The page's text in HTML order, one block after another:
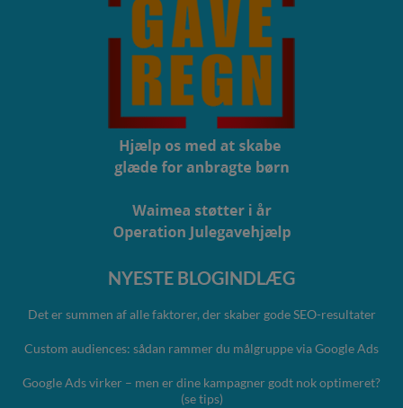
NYESTE BLOGINDLÆG
Det er summen af alle faktorer, der skaber gode SEO-resultater
Custom audiences: sådan rammer du målgruppe via Google Ads
Google Ads virker – men er dine kampagner godt nok optimeret?
(se tips)